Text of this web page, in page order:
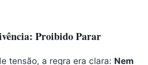
Proibido Parar
tensão, a regra era clara: Nem